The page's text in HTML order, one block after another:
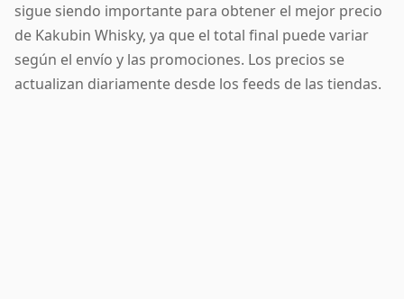
sigue siendo importante para obtener el mejor precio
de Kakubin Whisky, ya que el total final puede variar
según el envío y las promociones. Los precios se
actualizan diariamente desde los feeds de las tiendas.